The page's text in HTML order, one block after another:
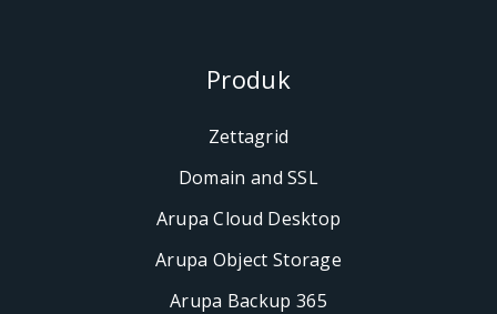
Produk
Zettagrid
Domain and SSL
Arupa Cloud Desktop
Arupa Object Storage
Arupa Backup 365